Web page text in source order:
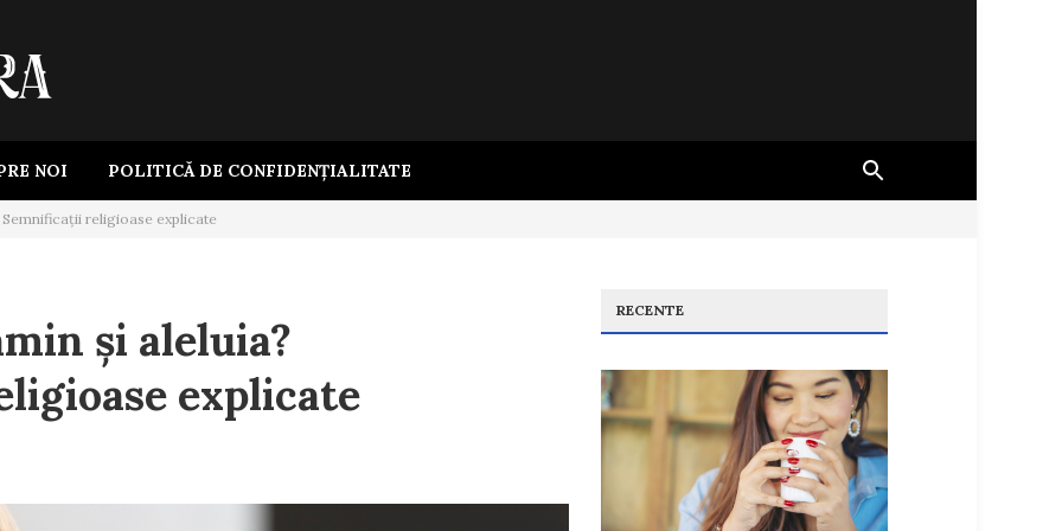
NOI POLITICĂ DE CONFIDENȚIALITATE
Semnificații religioase explicate
și aleluia?
explicate
RECENTE